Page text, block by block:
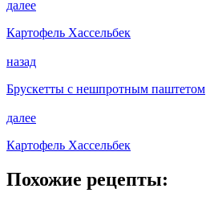
далее
Картофель Хассельбек
назад
Брускетты с нешпротным паштетом
далее
Картофель Хассельбек
Похожие рецепты: